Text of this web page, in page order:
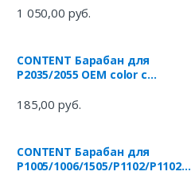
канистра
1 050,00 руб.
CONTENT Барабан для
P2035/2055 OEM color с
185,00 руб.
CONTENT Барабан для
P1005/1006/1505/P1102/P1102w